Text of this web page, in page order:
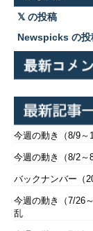
の投稿
Newspicks の投
今週の動き（8/9～
今週の動き（8/2～
バックナンバー（
今週の動き（7/26
乱